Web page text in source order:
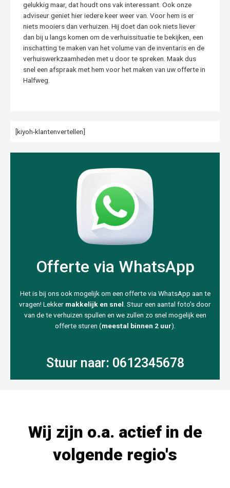
gelukkig maar, dat houdt ons vak interessant. Ook onze
adviseur geniet hier iedere keer weer van. Voor hem is er
niets mooiers dan verhuizen. Hij doet dan ook niets liever
dan bij u langs komen om de verhuissituatie te bekijken, een
inschatting te maken van het volume van de inventaris en de
verhuiswerkzaamheden met u door te spreken. Maak dus
snel een afspraak met hem voor het maken van uw offerte in
Halfweg.
[kiyoh-klantenvertellen]
Offerte via WhatsApp
Het is bij ons ook mogelijk om een offerte via WhatsApp aan te
vragen! Lekker makkelijk en snel . Stuur een aantal foto’s door
van de te verhuizen spullen en we zullen zo snel mogelijk een
offerte sturen (meestal binnen 2 uur).
Stuur naar: 0612345678
Wij zijn o.a. actief in de
volgende regio's